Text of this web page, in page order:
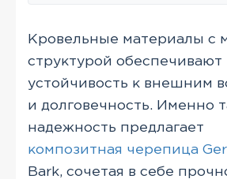
Кровельные материалы с
структурой
устойчивость к внешним
и долговечность. Именно
надежность предлагает
композитная черепица
Bark, сочетая в себе